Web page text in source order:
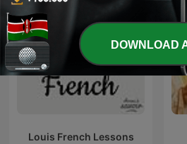
Louis French Lessons
DOWNLOAD